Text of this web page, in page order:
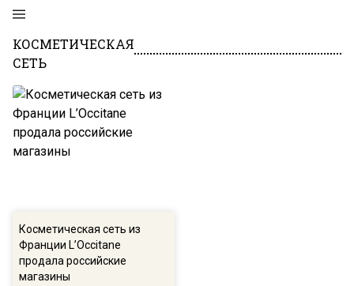
КОСМЕТИЧЕСКАЯ
СЕТЬ
Косметическая сеть из
Франции L’Occitane
продала российские
магазины